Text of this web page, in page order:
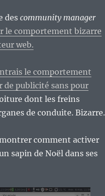
des community manager
le comportement bizarre
web.
le comportement
publicité sans pour
dont les freins
de conduite. Bizarre.
comment activer
sapin de Noël dans ses